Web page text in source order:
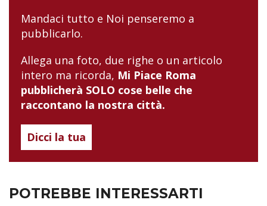
Mandaci tutto e Noi penseremo a
pubblicarlo.
Allega una foto, due righe o un articolo
intero ma ricorda, Mi Piace Roma
pubblicherà SOLO cose belle che
raccontano la nostra città.
Dicci la tua
POTREBBE INTERESSARTI